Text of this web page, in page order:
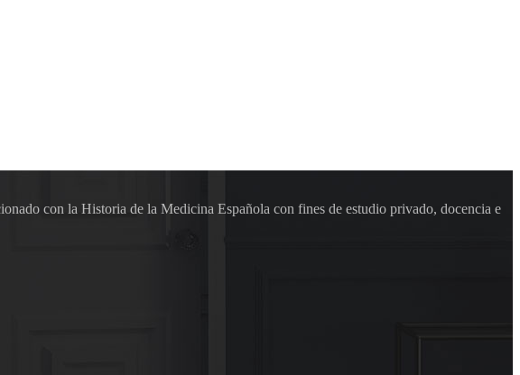
con la Historia de la Medicina Española con fines de estudio privado, docencia e